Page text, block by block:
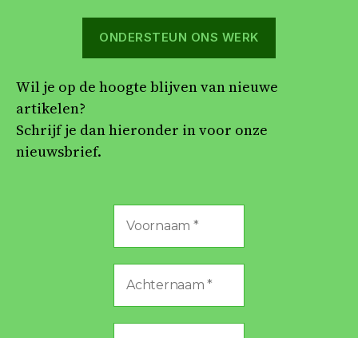
ONDERSTEUN ONS WERK
Wil je op de hoogte blijven van nieuwe
artikelen?
Schrijf je dan hieronder in voor onze
nieuwsbrief.